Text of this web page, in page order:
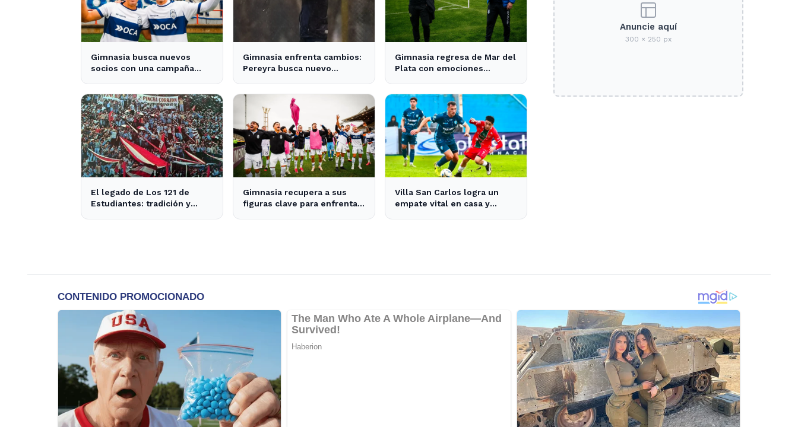
Gimnasia busca nuevos
socios con una campaña
Gimnasia enfrenta cambios:
Pereyra busca nuevo
Gimnasia regresa de Mar del
Plata con emociones
El legado de Los 121 de
Estudiantes: tradición y
Gimnasia recupera a sus
figuras clave para enfrentar
Villa San Carlos logra un
empate vital en casa y
Anuncie aquí
300 × 250 px